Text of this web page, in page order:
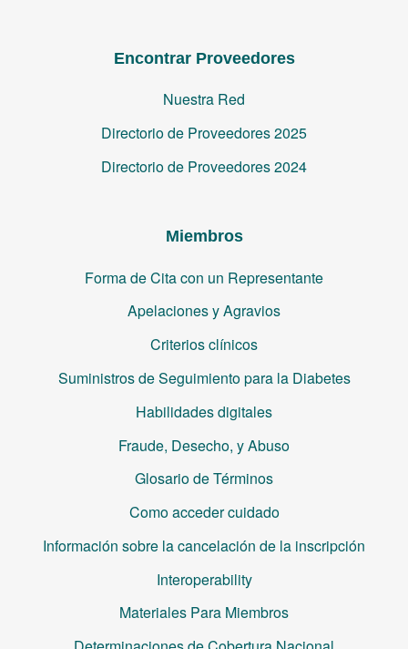
Encontrar Proveedores
Nuestra Red
Directorio de Proveedores 2025
Directorio de Proveedores 2024
Miembros
Forma de Cita con un Representante
Apelaciones y Agravios
Criterios clínicos
Suministros de Seguimiento para la Diabetes
Habilidades digitales
Fraude, Desecho, y Abuso
Glosario de Términos
Como acceder cuidado
Información sobre la cancelación de la inscripción
Interoperability
Materiales Para Miembros